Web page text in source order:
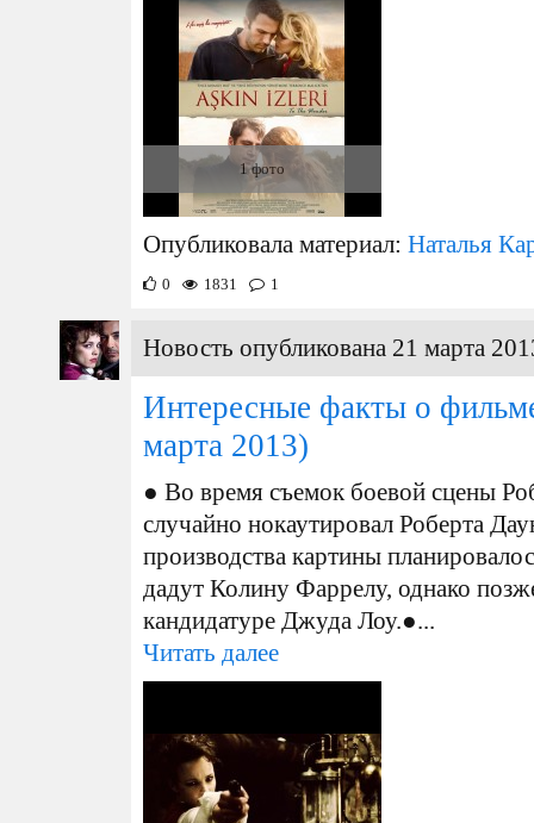
1 фото
Опубликовала материал: Наталья
0 1831 1
Новость опубликована 21 марта
Интересные факты о
марта 2013)
● Во время съемок боевой сцены
случайно нокаутировал Роберта
производства картины
дадут Колину Фаррелу, однако
кандидатуре Джуда Лоу.●...
Читать далее